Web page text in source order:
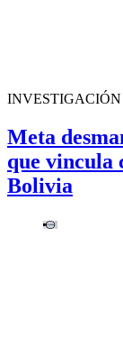
INVESTIGACIÓN
Meta
que vincula
Bolivia